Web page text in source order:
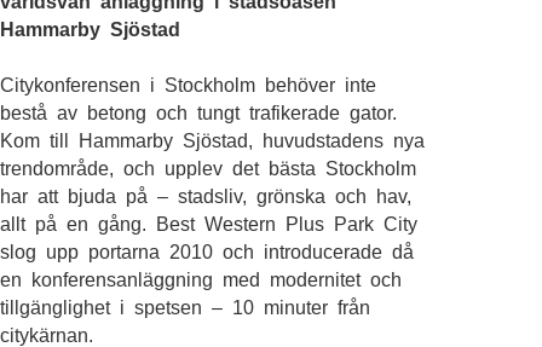
Hammarby Sjöstad
Citykonferensen i Stockholm behöver inte
bestå av betong och tungt trafikerade gator.
Kom till Hammarby Sjöstad, huvudstadens nya
trendområde, och upplev det bästa Stockholm
har att bjuda på – stadsliv, grönska och hav,
allt på en gång. Best Western Plus Park City
slog upp portarna 2010 och introducerade då
en konferensanläggning med modernitet och
tillgänglighet i spetsen – 10 minuter från
citykärnan.